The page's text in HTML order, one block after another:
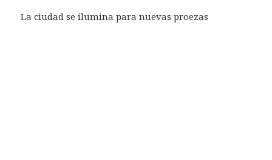
La ciudad se ilumina para nuevas proezas